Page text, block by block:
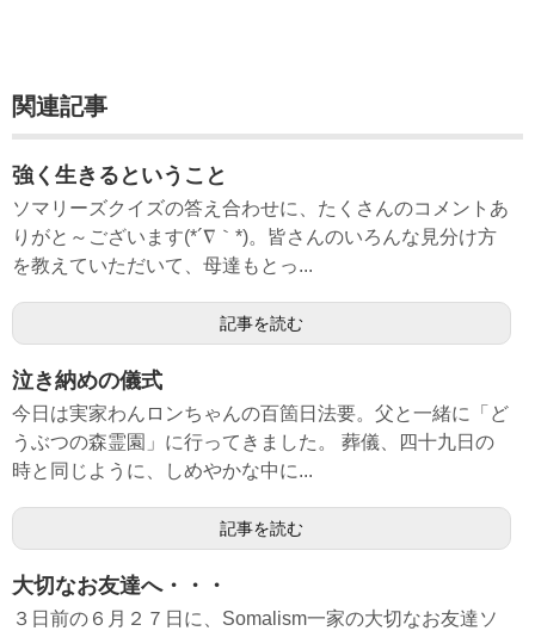
関連記事
強く生きるということ
ソマリーズクイズの答え合わせに、たくさんのコメントあ
りがと～ございます(*´∇｀*)。皆さんのいろんな見分け方
を教えていただいて、母達もとっ...
記事を読む
泣き納めの儀式
今日は実家わんロンちゃんの百箇日法要。父と一緒に「ど
うぶつの森霊園」に行ってきました。 葬儀、四十九日の
時と同じように、しめやかな中に...
記事を読む
大切なお友達へ・・・
３日前の６月２７日に、Somalism一家の大切なお友達ソ